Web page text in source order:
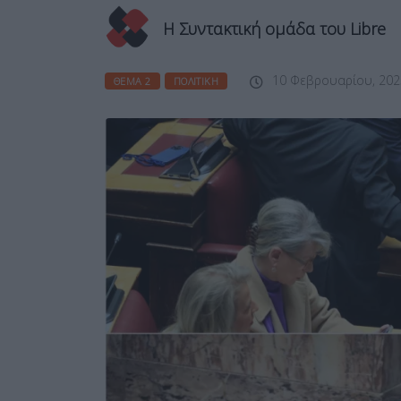
Η Συντακτική ομάδα του Libre
ΘΈΜΑ 2 ΠΟΛΙΤΙΚΉ 10 Φεβρουαρίου,